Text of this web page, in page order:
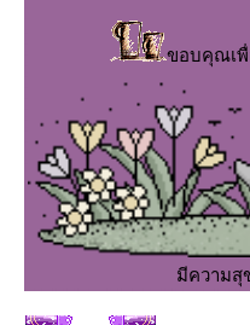
ขอบคุณเพื่
มีความสุ